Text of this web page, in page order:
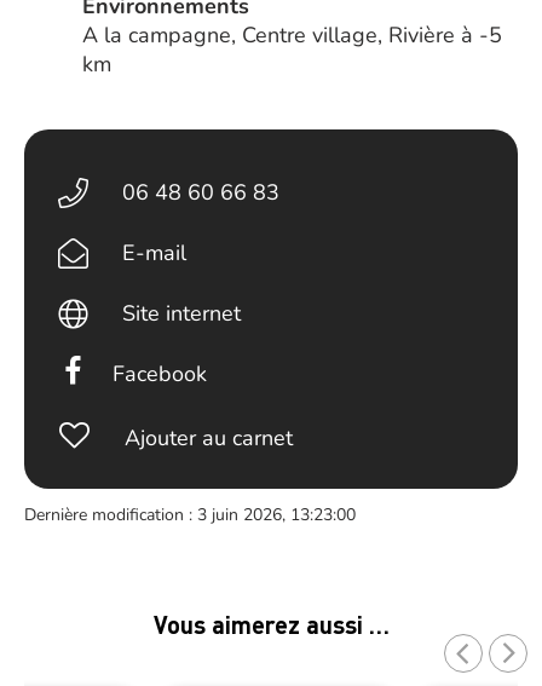
Environnements
A la campagne, Centre village, Rivière à -5
km
06 48 60 66 83
E-mail
Site internet
Facebook
Ajouter au carnet
Dernière modification : 3 juin 2026, 13:23:00
Vous aimerez aussi …